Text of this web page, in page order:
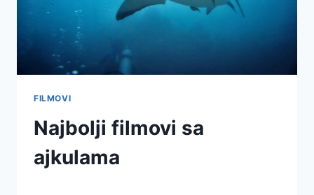
FILMOVI
Najbolji filmovi sa
ajkulama